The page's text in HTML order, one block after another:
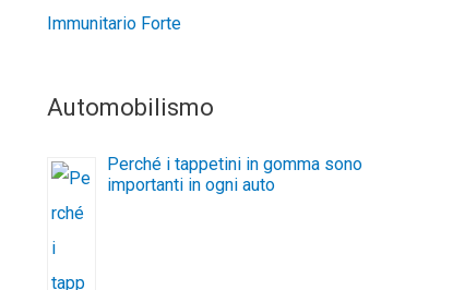
Immunitario Forte
Automobilismo
Perché i tappetini in gomma sono
importanti in ogni auto